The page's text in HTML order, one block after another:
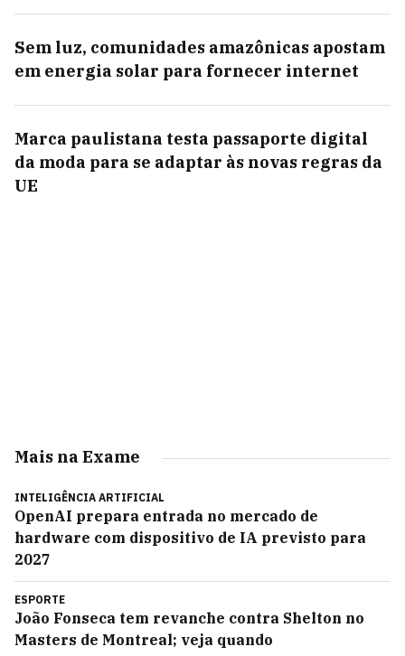
Sem luz, comunidades amazônicas apostam
em energia solar para fornecer internet
Marca paulistana testa passaporte digital
da moda para se adaptar às novas regras da
UE
Mais na Exame
INTELIGÊNCIA ARTIFICIAL
OpenAI prepara entrada no mercado de
hardware com dispositivo de IA previsto para
2027
ESPORTE
João Fonseca tem revanche contra Shelton no
Masters de Montreal; veja quando